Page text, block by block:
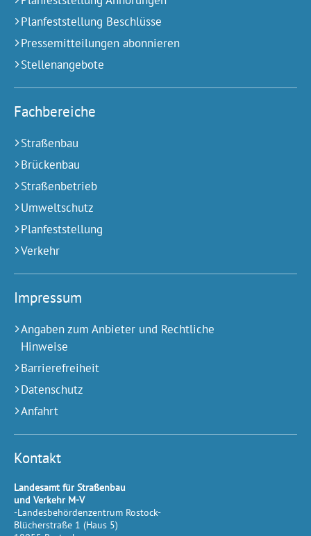
Planfeststellung Beschlüsse
Pressemitteilungen abonnieren
Stellenangebote
Fachbereiche
Straßenbau
Brückenbau
Straßenbetrieb
Umweltschutz
Planfeststellung
Verkehr
Impressum
Angaben zum Anbieter und Rechtliche
Hinweise
Barrierefreiheit
Datenschutz
Anfahrt
Kontakt
Landesamt für Straßenbau
und Verkehr M-V
-Landesbehördenzentrum Rostock-
Blücherstraße 1 (Haus 5)